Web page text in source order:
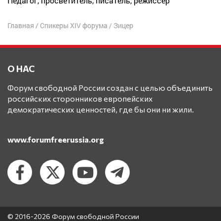
Главная / Спикеры XIV форума / Зицер
О НАС
Форум свободной России создан с целью объединить
российских сторонников европейских
демократических ценностей, где бы они ни жили.
www.forumfreerussia.org
© 2016-2026 Форум свободной России